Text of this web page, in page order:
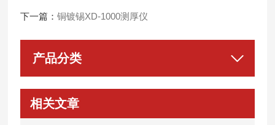
下一篇：铜镀锡XD-1000测厚仪
产品分类
相关文章